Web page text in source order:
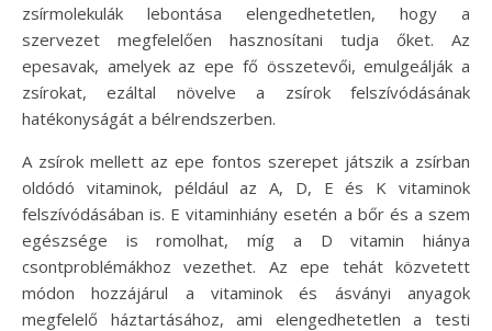
zsírmolekulák lebontása elengedhetetlen, hogy a
szervezet megfelelően hasznosítani tudja őket. Az
epesavak, amelyek az epe fő összetevői, emulgeálják a
zsírokat, ezáltal növelve a zsírok felszívódásának
hatékonyságát a bélrendszerben.
A zsírok mellett az epe fontos szerepet játszik a zsírban
oldódó vitaminok, például az A, D, E és K vitaminok
felszívódásában is. E vitaminhiány esetén a bőr és a szem
egészsége is romolhat, míg a D vitamin hiánya
csontproblémákhoz vezethet. Az epe tehát közvetett
módon hozzájárul a vitaminok és ásványi anyagok
megfelelő háztartásához, ami elengedhetetlen a testi